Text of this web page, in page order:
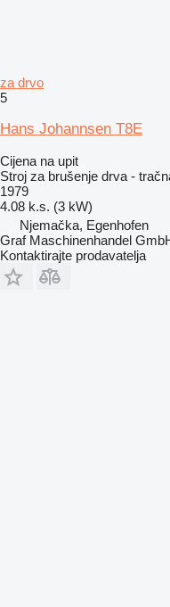
za drvo
5
Hans Johannsen T8E
Cijena na upit
Stroj za brušenje drva -
1979
4.08 k.s. (3 kW)
Njemačka, Egenhofen
Graf Maschinenhandel
Kontaktirajte prodavatelja